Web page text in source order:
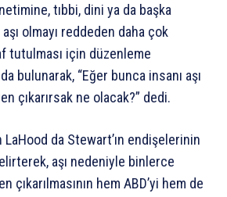
tıbbi, dini ya da başka
olmayı reddeden daha çok
tutulması için düzenleme
bulunarak, “Eğer bunca insanı aşı
çıkarırsak ne olacak?” dedi.
da Stewart’ın endişelerinin
aşı nedeniyle binlerce
çıkarılmasının hem ABD’yi hem de